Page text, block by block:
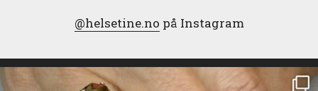
@helsetine.no på Instagram